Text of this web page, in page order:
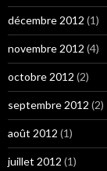
décembre 2012 (1)
novembre 2012 (4)
octobre 2012 (2)
septembre 2012 (2)
août 2012 (1)
juillet 2012 (1)